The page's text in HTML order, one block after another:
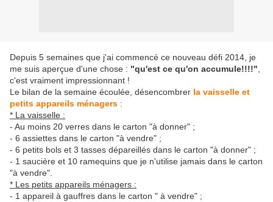
Depuis 5 semaines que j'ai commencé ce nouveau défi 2014, je
me suis aperçue d'une chose : "qu'est ce qu'on accumule!!!!"
c'est vraiment impressionnant !
Le bilan de la semaine écoulée, désencombrer la vaisselle et
petits appareils ménagers :
* La vaisselle :
- Au moins 20 verres dans le carton "à donner" ;
- 6 assiettes dans le carton "à vendre" ;
- 6 petits bols et 3 tasses dépareillés dans le carton "à donner" ;
- 1 saucière et 10 ramequins que je n'utilise jamais dans le carton
"à vendre".
* Les petits appareils ménagers :
- 1 appareil à gauffres dans le carton " à vendre" ;